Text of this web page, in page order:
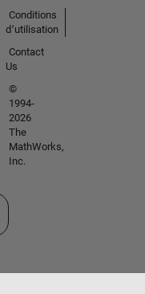
Conditions
d՚utilisation
Contact
Us
©
1994-
2026
The
MathWorks,
Inc.
un site web